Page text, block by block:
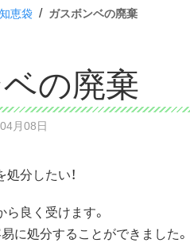
恵袋 / ガスボンベの廃棄
の廃棄
月08日
分したい！
良く受けます。
に処分することができました。